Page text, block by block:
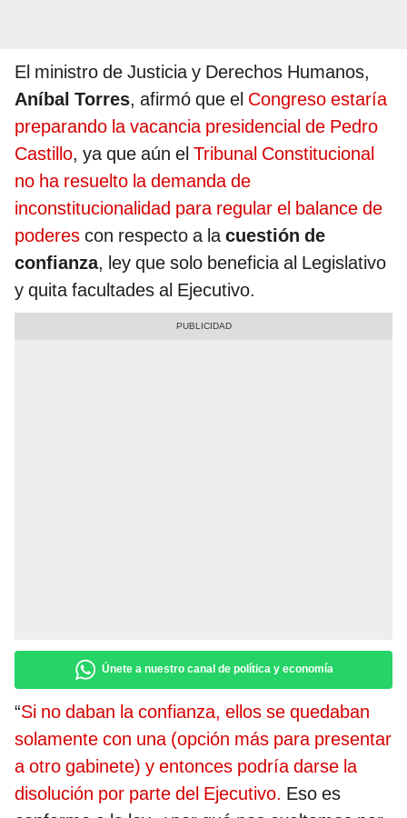
El ministro de Justicia y Derechos Humanos,
Aníbal Torres, afirmó que el Congreso estaría
preparando la vacancia presidencial de Pedro
Castillo, ya que aún el Tribunal Constitucional
no ha resuelto la demanda de
inconstitucionalidad para regular el balance de
poderes con respecto a lacuestión de
confianza, ley que solo beneficia al Legislativo
y quita facultades al Ejecutivo.
Únete a nuestro canal de política y economía
“Si no daban la confianza, ellos se quedaban
solamente con una (opción más para presentar
a otro gabinete) y entonces podría darse la
disolución por parte del Ejecutivo. Eso es